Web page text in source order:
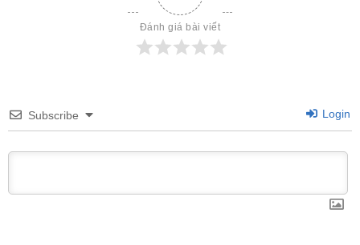
Đánh giá bài viết
Subscribe Login